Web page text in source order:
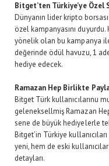
Bitget’ten Türkiye’ye Özel
Dünyanın lider kripto
özel kampanyasını
yönelik olan bu kampanya
değerinde ödül havuzu, 1
hediye edecek.
Ramazan Hep Birlikte
Bitget Türk kullanıcılarınu
geleneksellmiş Ramazan
sene de büyük hediyelerle
Bitget’in Türkiye
yeni, hem de eski
detayları.